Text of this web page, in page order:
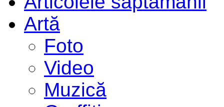
Artă
Foto
Video
Muzică